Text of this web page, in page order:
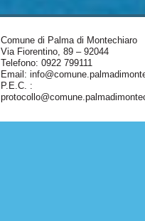
Comune di Palma di Montechiaro
Via Fiorentino, 89 – 92044
Telefono: 0922 799111
Email:
P.E.C. :